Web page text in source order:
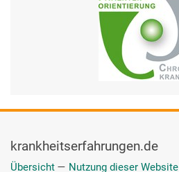
krankheitserfahrungen.de
Übersicht — Nutzung dieser Website